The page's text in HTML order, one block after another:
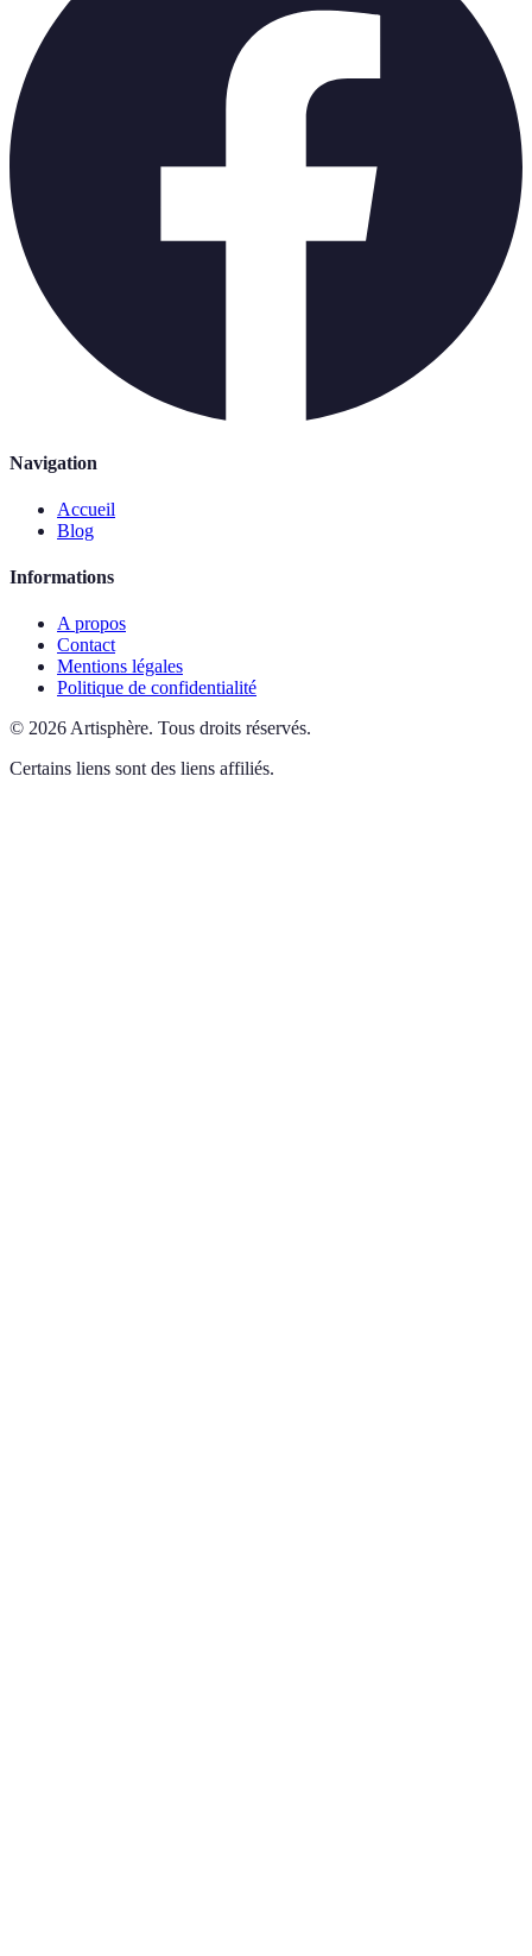
Navigation
Accueil
Blog
Informations
A propos
Contact
Mentions légales
Politique de confidentialité
© 2026 Artisphère. Tous droits réservés.
Certains liens sont des liens affiliés.